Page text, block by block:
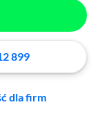
899
dla firm